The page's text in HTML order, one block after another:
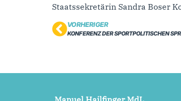
Staatssekretärin Sandra Boser
VORHERIGER
KONFERENZ DER SPORTPOLITISCHEN